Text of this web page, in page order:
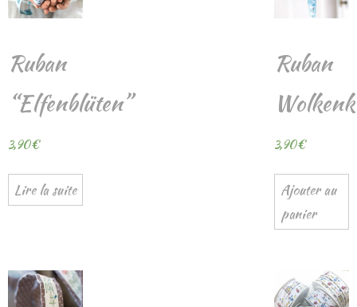
Ruban
“Elfenblüten”
3,90€
Lire la suite
Ruban
3,90€
Ajouter au
panier